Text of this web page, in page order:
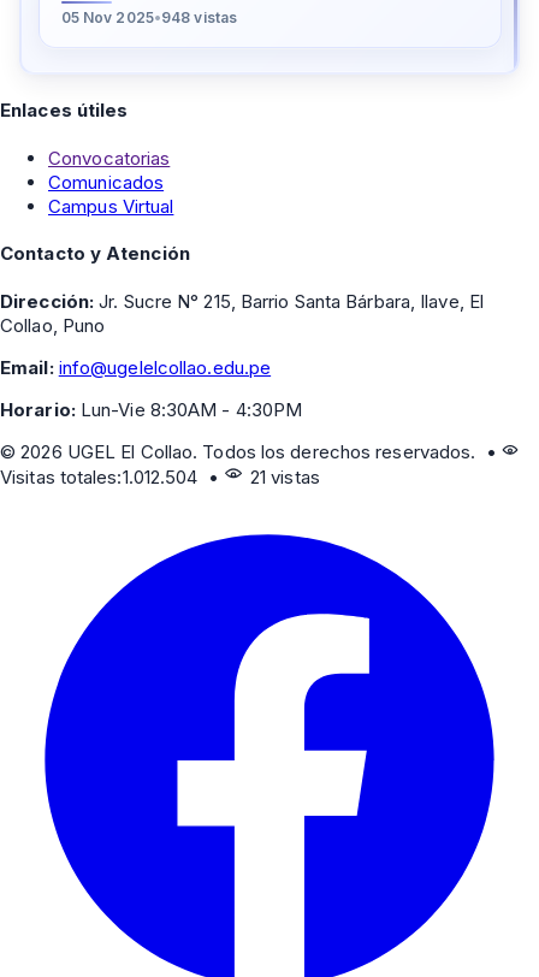
05 Nov 2025•948 vistas
Enlaces útiles
Convocatorias
Comunicados
Campus Virtual
Contacto y Atención
Dirección: Jr. Sucre N° 215, Barrio Santa Bárbara, Ilave, El
Collao, Puno
Email: info@ugelelcollao.edu.pe
Horario:Lun-Vie 8:30AM - 4:30PM
©2026 UGEL El Collao. Todos los derechos reservados. •
Visitas totales:1.012.504 • 21 vistas